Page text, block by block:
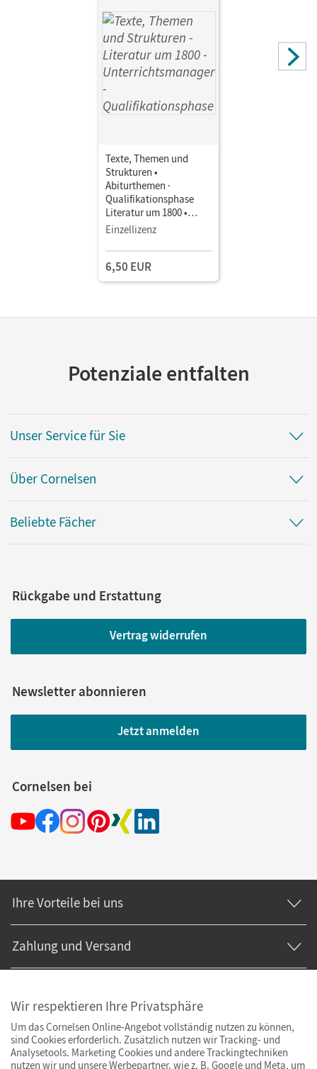
Texte, Themen und
Strukturen •
Abiturthemen ·
Qualifikationsphase
Literatur um 1800 •
Unterrichtsmanager E-
Lehrkräftematerialien
und Planungstools
Einzellizenz
6,50 EUR
Potenziale entfalten
Unser Service für Sie
Über Cornelsen
Beliebte Fächer
Rückgabe und Erstattung
Vertrag widerrufen
Newsletter abonnieren
Jetzt anmelden
Cornelsen bei
Ihre Vorteile bei uns
Zahlung und Versand
Wir respektieren Ihre Privatsphäre
Um das Cornelsen Online-Angebot vollständig nutzen zu können,
sind Cookies erforderlich. Zusätzlich nutzen wir Tracking- und
Analysetools. Marketing Cookies und andere Trackingtechniken
nutzen wir und unsere Werbepartner, wie z. B. Google und Meta, um